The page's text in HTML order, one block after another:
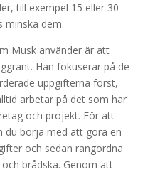
till exempel 15 eller 30
minska dem.
Musk använder är att
Han fokuserar på de
uppgifterna först,
arbetar på det som har
och projekt. För att
du börja med att göra en
och sedan rangordna
brådska. Genom att